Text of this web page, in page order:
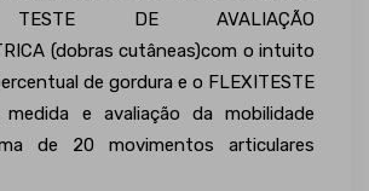
TESTE DE AVALIAÇÃO
(dobras cutâneas)com o intuito
de gordura e o FLEXITESTE
e avaliação da mobilidade
de 20 movimentos articulares